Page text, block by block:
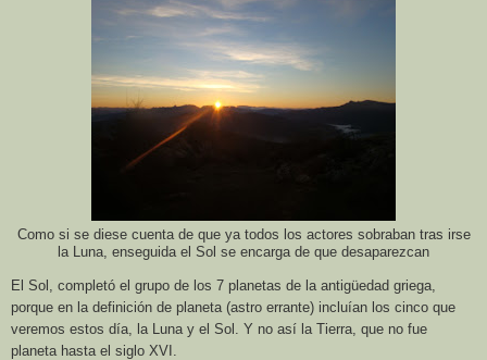
Como si se diese cuenta de que ya todos los actores sobraban tras irse
la Luna, enseguida el Sol se encarga de que desaparezcan
El Sol, completó el grupo de los 7 planetas de la antigüedad griega,
porque en la definición de planeta (astro errante) incluían los cinco que
veremos estos día,
la Luna y el Sol. Y no así la Tierra , que no fue
planeta hasta el siglo XVI.